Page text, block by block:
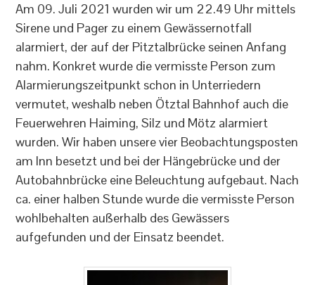
Am 09. Juli 2021 wurden wir um 22.49 Uhr mittels
Sirene und Pager zu einem Gewässernotfall
alarmiert, der auf der Pitztalbrücke seinen Anfang
nahm. Konkret wurde die vermisste Person zum
Alarmierungszeitpunkt schon in Unterriedern
vermutet, weshalb neben Ötztal Bahnhof auch die
Feuerwehren Haiming, Silz und Mötz alarmiert
wurden. Wir haben unsere vier Beobachtungsposten
am Inn besetzt und bei der Hängebrücke und der
Autobahnbrücke eine Beleuchtung aufgebaut. Nach
ca. einer halben Stunde wurde die vermisste Person
wohlbehalten außerhalb des Gewässers
aufgefunden und der Einsatz beendet.